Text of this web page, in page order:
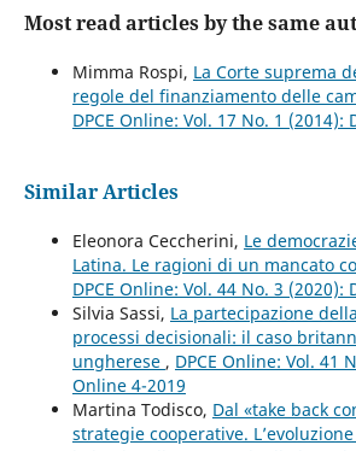
Most read articles by the same
Mimma Rospi, La Corte suprema
regole del finanziamento delle
DPCE Online: Vol. 17 No. 1 (2014):
Similar Articles
Eleonora Ceccherini, Le
Latina. Le ragioni di un mancato
DPCE Online: Vol. 44 No. 3 (2020):
Silvia Sassi, La partecipazione
processi decisionali: il caso
ungherese , DPCE Online: Vol. 41
Online 4-2019
Martina Todisco, Dal «take back
strategie cooperative.